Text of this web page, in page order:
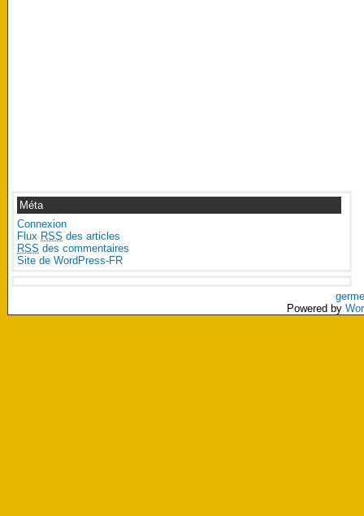
Méta
Connexion
Flux RSS des articles
RSS des commentaires
Site de WordPress-FR
Powered by